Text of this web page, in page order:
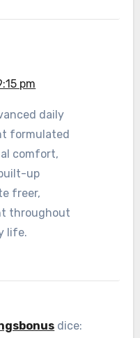
pm
daily
formulated
comfort,
up
freer,
throughout
life.
dice: